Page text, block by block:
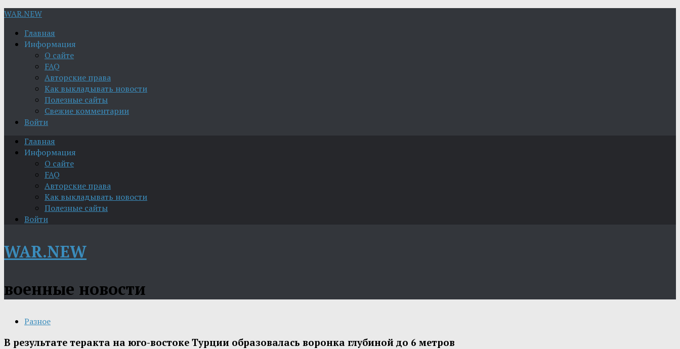
WAR.NEW
Главная
Информация
О сайте
FAQ
Авторские права
Как выкладывать новости
Полезные сайты
Свежие комментарии
Войти
Главная
Информация
О сайте
FAQ
Авторские права
Как выкладывать новости
Полезные сайты
Войти
WAR.NEW
военные новости
Разное
В результате теракта на юго-востоке Турции образовалась воронка глубиной до 6 метров